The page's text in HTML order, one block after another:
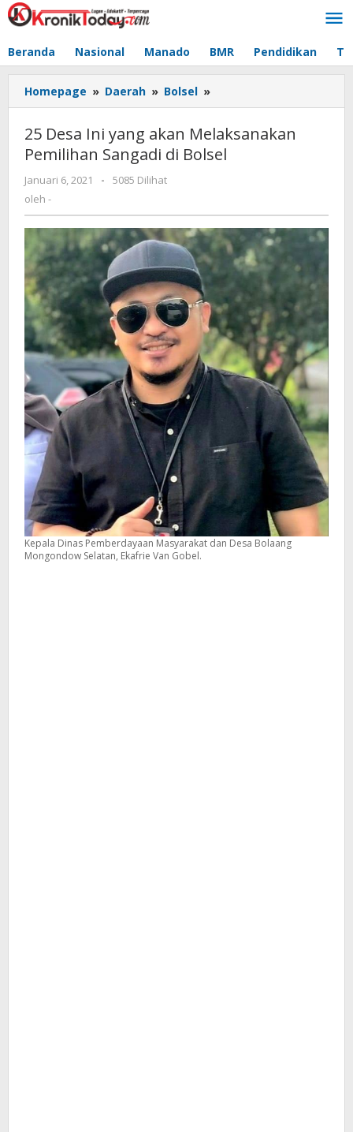
Lewati
ke
Beranda Nasional Manado BMR Pendidikan
Homepage » Daerah » Bolsel »
Desa
Ini
yang
akan
Bolsel
25 Desa Ini yang akan Melaksanakan
Pemilihan Sangadi di Bolsel
Januari 6, 2021
oleh
-
5085 Dilihat
oleh -
Kepala Dinas Pemberdayaan Masyarakat dan Desa Bolaang
Mongondow Selatan, Ekafrie Van Gobel.